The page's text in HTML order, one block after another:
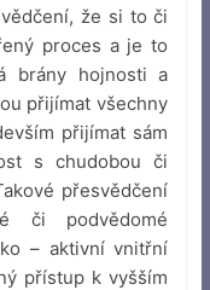
že si to či
proces a je to
brány hojnosti a
přijímat všechny
přijímat sám
s chudobou či
přesvědčení
či podvědomé
– aktivní vnitřní
přístup k vyšším